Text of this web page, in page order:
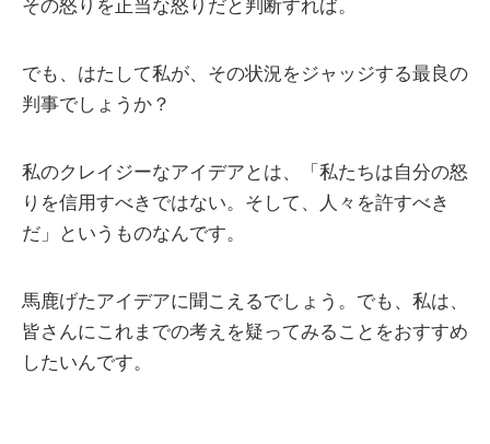
その怒りを正当な怒りだと判断すれば。
でも、はたして私が、その状況をジャッジする最良の
判事でしょうか？
私のクレイジーなアイデアとは、「私たちは自分の怒
りを信用すべきではない。そして、人々を許すべき
だ」というものなんです。
馬鹿げたアイデアに聞こえるでしょう。でも、私は、
皆さんにこれまでの考えを疑ってみることをおすすめ
したいんです。